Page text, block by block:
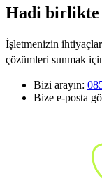
Hadi
İşletmenizin
çözümleri sunmak
Bizi arayın:
Bize e-posta